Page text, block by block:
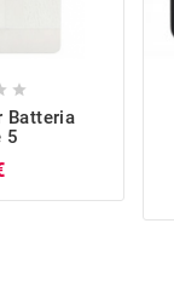

Batteria
5